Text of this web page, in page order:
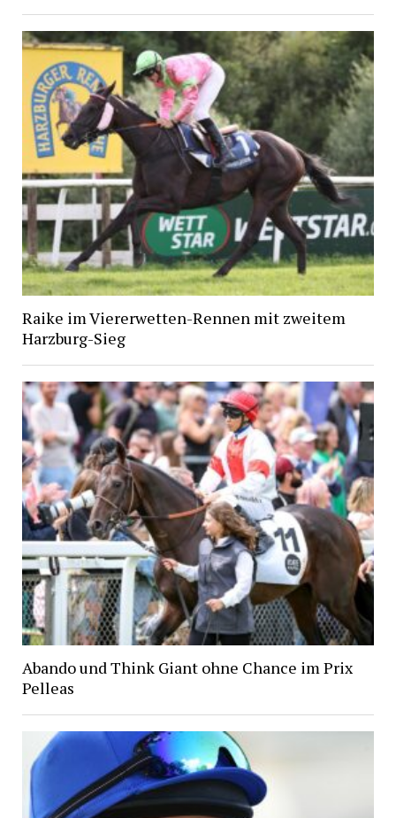
Raike im Viererwetten-Rennen mit zweitem
Harzburg-Sieg
Abando und Think Giant ohne Chance im Prix
Pelleas